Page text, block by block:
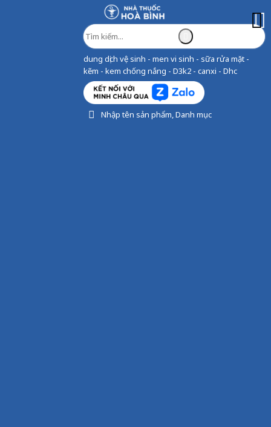
dung dịch vệ sinh - men vi sinh - sữa rửa mặt -
kẽm - kem chống nắng - D3k2 - canxi - Dhc
Nhập tên sản phẩm, Danh mục